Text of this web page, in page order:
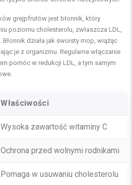
grejpfrutów jest błonnik, który
poziomu cholesterolu, zwłaszcza LDL,
Błonnik działa jak swoisty mop, wiążąc
je z organizmu. Regularne włączanie
pomóc w redukcji LDL, a tym samym
Właściwości
Wysoka zawartość witaminy C
Ochrona przed wolnymi rodnikami
Pomaga w usuwaniu cholesterolu